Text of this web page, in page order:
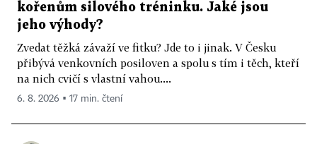
kořenům silového tréninku. Jaké jsou
jeho výhody?
Zvedat těžká závaží ve fitku? Jde to i jinak. V Česku
přibývá venkovních posiloven a spolu s tím i těch, kteří
na nich cvičí s vlastní vahou....
6. 8. 2026 ▪ 17 min. čtení